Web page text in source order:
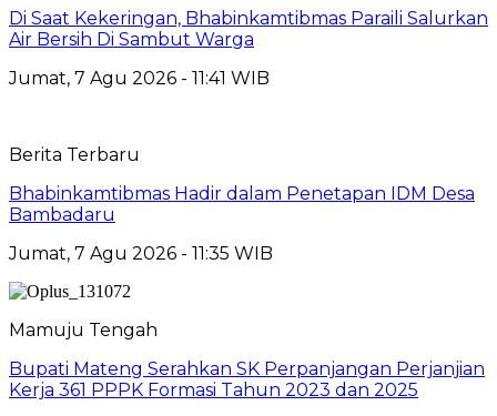
Di Saat Kekeringan, Bhabinkamtibmas Paraili Salurkan
Air Bersih Di Sambut Warga
Jumat, 7 Agu 2026 - 11:41 WIB
Berita Terbaru
Bhabinkamtibmas Hadir dalam Penetapan IDM Desa
Bambadaru
Jumat, 7 Agu 2026 - 11:35 WIB
Mamuju Tengah
Bupati Mateng Serahkan SK Perpanjangan Perjanjian
Kerja 361 PPPK Formasi Tahun 2023 dan 2025